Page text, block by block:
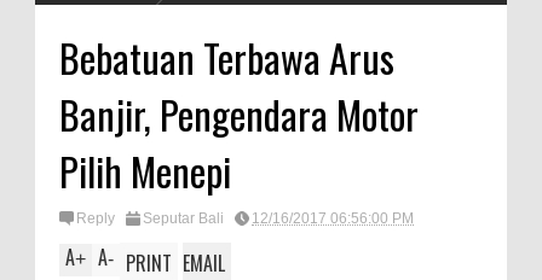
Bebatuan Terbawa Arus
Banjir, Pengendara Motor
Pilih Menepi
Reply Seputar Bali 12/16/2017 06:56:00 PM
A+ A- PRINT EMAIL